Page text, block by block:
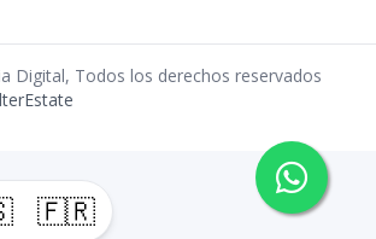
🇫🇷
Digital, Todos los derechos reservados